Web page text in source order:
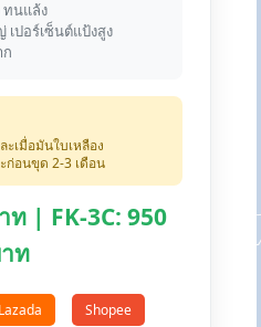
ทนแล้ง
เปอร์เซ็นต์แป้งสูง
ะเมื่อมันใบเหลือง
ก่อนขุด 2-3 เดือน
ท | FK-3C: 950
ท
Lazada Shopee